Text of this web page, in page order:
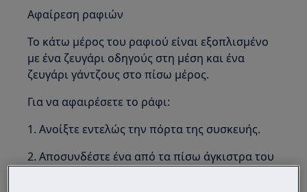
Αφαίρεση ραφιών
Το κάτω μέρος του ραφιού είναι εξοπλισμένο
με ένα ζευγάρι οδηγούς στη μέση και ένα
ζευγάρι γάντζους στο πίσω μέρος.
Για να αφαιρέσετε το ράφι:
1. Ανοίξτε εντελώς την πόρτα της συσκευής.
2. Αποσυνδέστε ένα από τα πίσω άγκιστρα του